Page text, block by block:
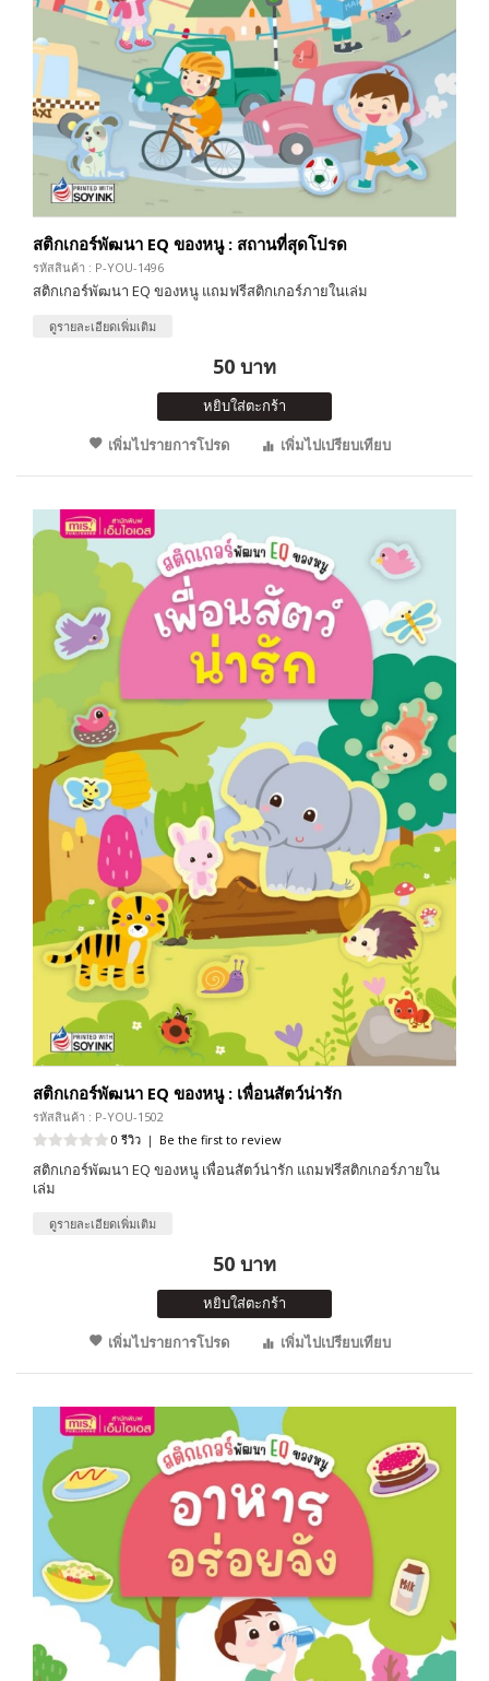
สติกเกอร์พัฒนา EQ ของหนู : สถานที่สุดโปรด
รหัสสินค้า : P-YOU-1496
สติกเกอร์พัฒนา EQ ของหนู แถมฟรีสติกเกอร์ภายในเล่ม
ดูรายละเอียดเพิ่มเติม
50 บาท
หยิบใส่ตะกร้า
เพิ่มไปรายการโปรด
เพิ่มไปเปรียบเทียบ
สติกเกอร์พัฒนา EQ ของหนู : เพื่อนสัตว์น่ารัก
รหัสสินค้า : P-YOU-1502
0 รีวิว | Be the first to review
สติกเกอร์พัฒนา EQ ของหนู เพื่อนสัตว์น่ารัก แถมฟรีสติกเกอร์ภายใน
เล่ม
ดูรายละเอียดเพิ่มเติม
50 บาท
หยิบใส่ตะกร้า
เพิ่มไปรายการโปรด
เพิ่มไปเปรียบเทียบ